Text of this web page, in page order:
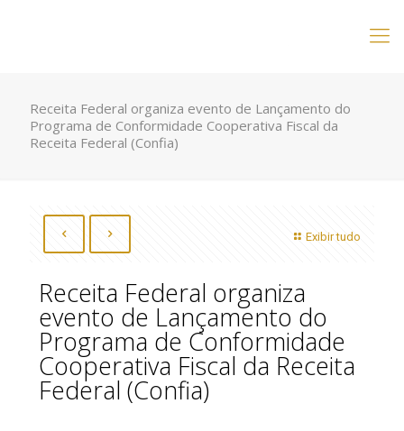
Receita Federal organiza evento de Lançamento do
Programa de Conformidade Cooperativa Fiscal da
Receita Federal (Confia)
Exibir tudo
Receita Federal organiza
evento de Lançamento do
Programa de Conformidade
Cooperativa Fiscal da Receita
Federal (Confia)